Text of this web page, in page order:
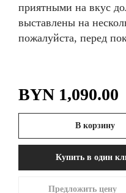
приятными на вкус
выставлены на
пожалуйста, перед
BYN 1,090.00
В корзину
Купить в один
Предложить цену